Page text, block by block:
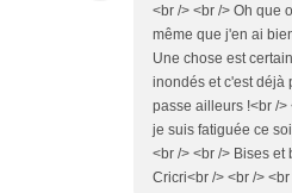
<br /> <br /> Oh que
même que j'en ai
Une chose est
inondés et c'est déjà
passe ailleurs !<br />
je suis fatiguée ce
<br /> <br /> Bises et
Cricri<br /> <br />